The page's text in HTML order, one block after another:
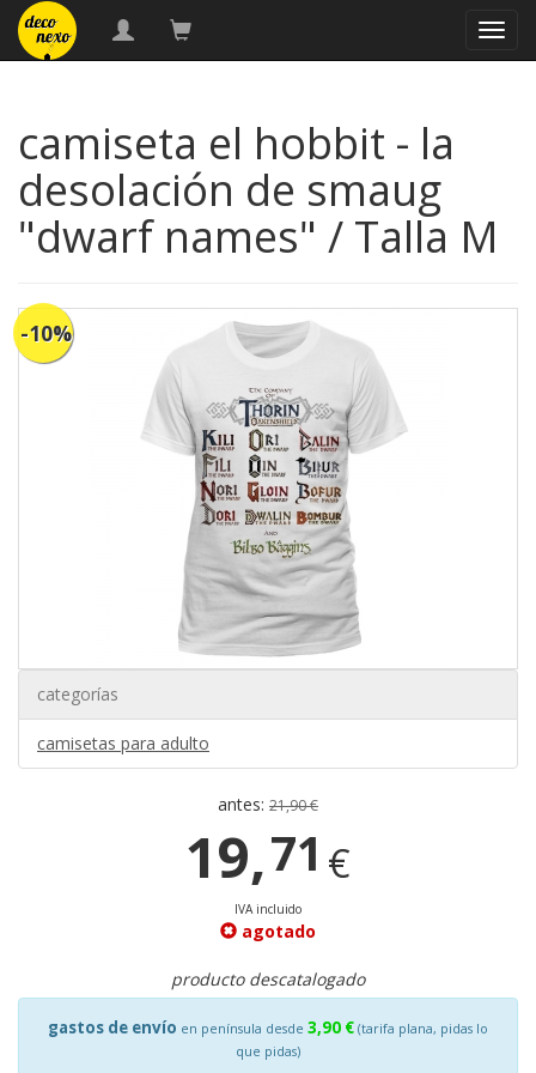
camiseta el hobbit - la
desolación de smaug
"dwarf names" / Talla M
-10%
categorías
camisetas para adulto
antes: 21,90 €
19,71 €
IVA incluido
agotado
producto descatalogado
gastos de envío en península desde 3,90 € (tarifa plana, pidas lo
que pidas)